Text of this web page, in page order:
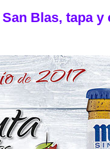
Blas, tapa y